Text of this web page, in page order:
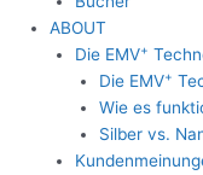
ABOUT
Die EMV+
Die EMV+
Wie es
Silber vs.